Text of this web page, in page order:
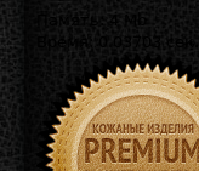
Память: 4 Mb
Время: 0.03703 сек.